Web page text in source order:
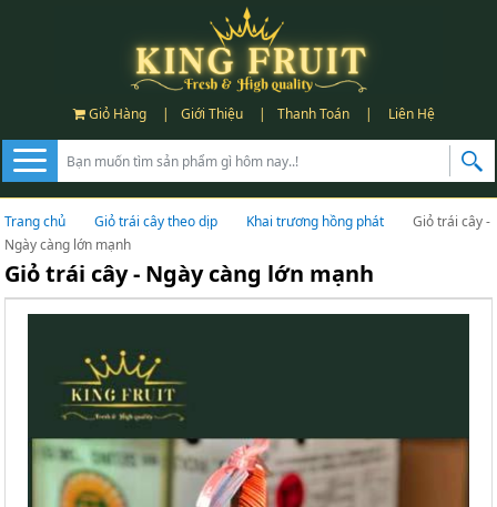
Giỏ Hàng | Giới Thiệu | Thanh Toán | Liên Hệ
Trang chủ Giỏ trái cây theo dịp Khai trương hồng phát
Giỏ trái cây -
Ngày càng lớn mạnh
Giỏ trái cây - Ngày càng lớn mạnh